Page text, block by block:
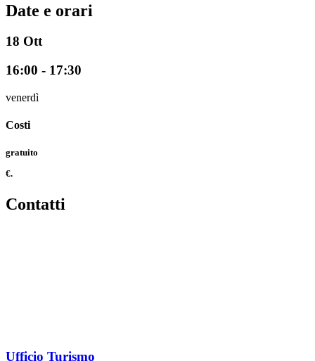
Date e orari
18 Ott
16:00 - 17:30
venerdì
Costi
gratuito
€.
Contatti
Ufficio Turismo